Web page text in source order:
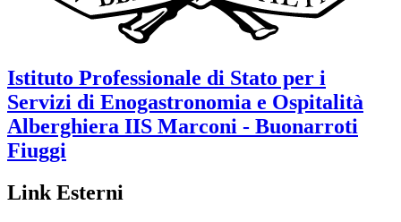
Istituto Professionale di Stato per i
Servizi di Enogastronomia e Ospitalità
Alberghiera IIS Marconi - Buonarroti
Fiuggi
Link Esterni